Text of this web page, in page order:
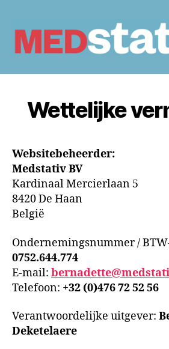
Wettelijke
Websitebeheerder:
Medstativ BV
Kardinaal Mercierlaan 5
8420 De Haan
België
Ondernemingsnummer /
0752.644.774
E-mail:
Telefoon: +32 (0)476 72 52 56
Verantwoordelijke uitgever:
Deketelaere